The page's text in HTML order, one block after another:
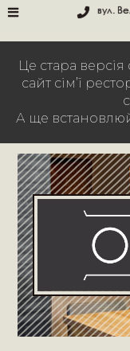
Це стара
сайт сім’ї
А ще
вул.